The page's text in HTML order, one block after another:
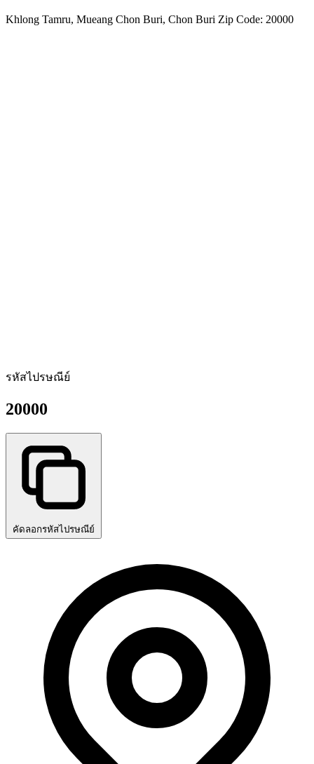
Khlong Tamru, Mueang Chon Buri, Chon Buri Zip Code: 20000
รหัสไปรษณีย์
20000
คัดลอกรหัสไปรษณีย์